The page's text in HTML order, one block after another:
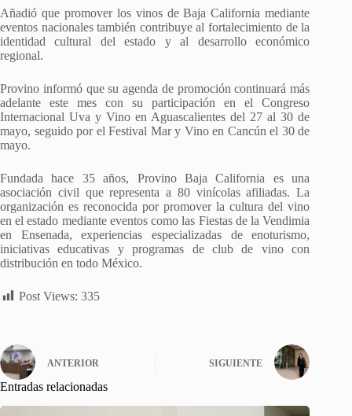
Añadió que promover los vinos de Baja California mediante
eventos nacionales también contribuye al fortalecimiento de la
identidad cultural del estado y al desarrollo económico
regional.
Provino informó que su agenda de promoción continuará más
adelante este mes con su participación en el Congreso
Internacional Uva y Vino en Aguascalientes del 27 al 30 de
mayo, seguido por el Festival Mar y Vino en Cancún el 30 de
mayo.
Fundada hace 35 años, Provino Baja California es una
asociación civil que representa a 80 vinícolas afiliadas. La
organización es reconocida por promover la cultura del vino
en el estado mediante eventos como las Fiestas de la Vendimia
en Ensenada, experiencias especializadas de enoturismo,
iniciativas educativas y programas de club de vino con
distribución en todo México.
Post Views: 335
ANTERIOR SIGUIENTE
Entradas relacionadas